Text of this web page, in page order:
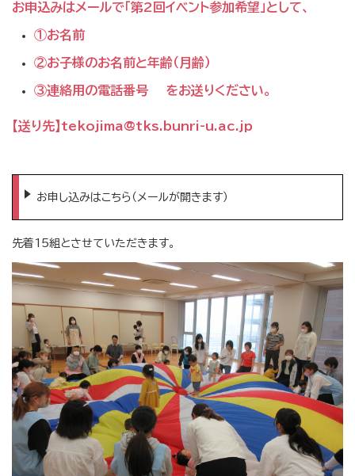
お申込みはメールで「第2回イベント参加希望」として、
①お名前
②お子様のお名前と年齢（月齢）
③連絡用の電話番号 をお送りください。
【送り先】tekojima@tks.bunri-u.ac.jp
お申し込みはこちら（メールが開きます）
先着15組とさせていただきます。